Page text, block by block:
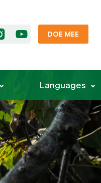
DOE MEE
Languages